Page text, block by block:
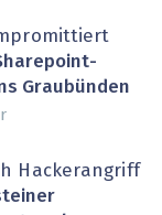
Graubünden
Hackerangriff